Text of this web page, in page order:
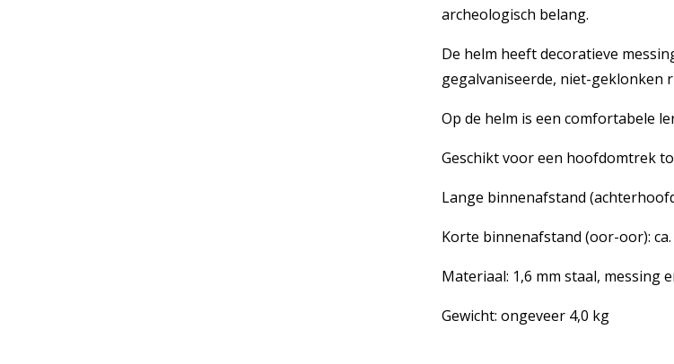
archeologisch belang.
De helm heeft decoratieve
gegalvaniseerde, niet-geklonken
Op de helm is een comfortabele
Geschikt voor een hoofdomtrek
Lange binnenafstand
Korte binnenafstand (oor-oor): ca.
Materiaal: 1,6 mm staal, messing
Gewicht: ongeveer 4,0 kg